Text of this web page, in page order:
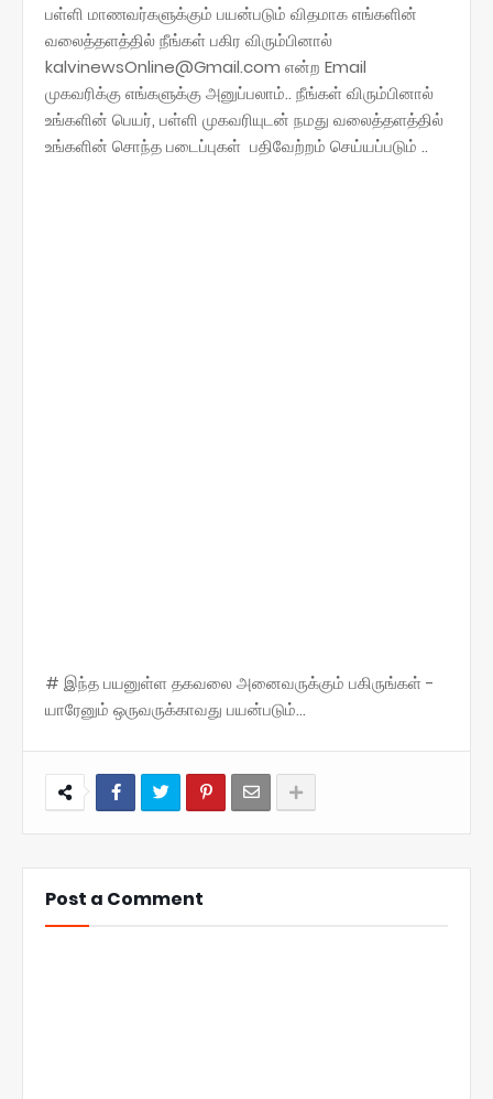
பள்ளி மாணவர்களுக்கும் பயன்படும் விதமாக எங்களின்
வலைத்தளத்தில் நீங்கள் பகிர விரும்பினால்
kalvinewsOnline@Gmail.com என்ற Email
முகவரிக்கு எங்களுக்கு அனுப்பலாம்.. நீங்கள் விரும்பினால்
உங்களின் பெயர், பள்ளி முகவரியுடன் நமது வலைத்தளத்தில்
உங்களின் சொந்த படைப்புகள் பதிவேற்றம் செய்யப்படும் ..
# இந்த பயனுள்ள தகவலை அனைவருக்கும் பகிருங்கள் -
யாரேனும் ஒருவருக்காவது பயன்படும்...
Post a Comment